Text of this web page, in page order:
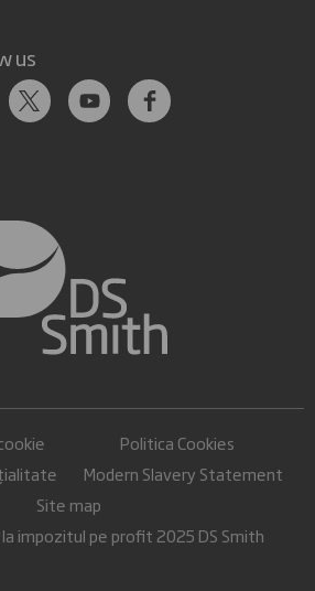
us
Politica Cookies
Modern Slavery Statement
Site map
impozitul pe profit 2025 DS Smith